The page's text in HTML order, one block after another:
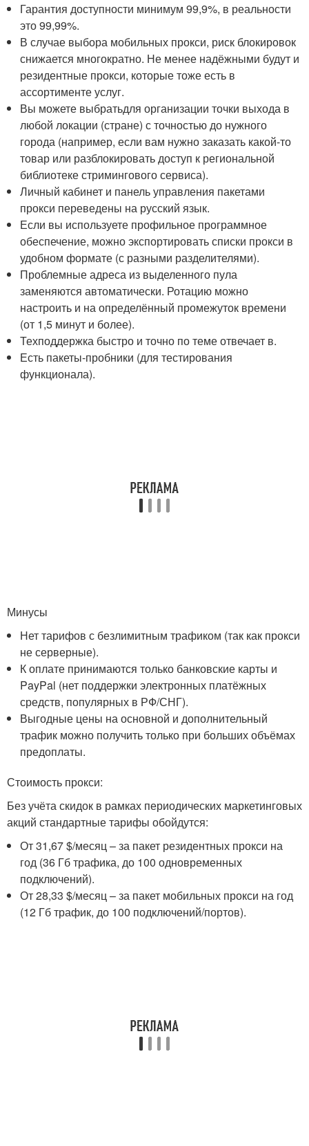
Гарантия доступности минимум 99,9%, в реальности
это 99,99%.
В случае выбора мобильных прокси, риск блокировок
снижается многократно. Не менее надёжными будут и
резидентные прокси, которые тоже есть в
ассортименте услуг.
Вы можете выбратьдля организации точки выхода в
любой локации (стране) с точностью до нужного
города (например, если вам нужно заказать какой-то
товар или разблокировать доступ к региональной
библиотеке стримингового сервиса).
Личный кабинет и панель управления пакетами
прокси переведены на русский язык.
Если вы используете профильное программное
обеспечение, можно экспортировать списки прокси в
удобном формате (с разными разделителями).
Проблемные адреса из выделенного пула
заменяются автоматически. Ротацию можно
настроить и на определённый промежуток времени
(от 1,5 минут и более).
Техподдержка быстро и точно по теме отвечает в.
Есть пакеты-пробники (для тестирования
функционала).
Минусы
Нет тарифов с безлимитным трафиком (так как прокси
не серверные).
К оплате принимаются только банковские карты и
PayPal (нет поддержки электронных платёжных
средств, популярных в РФ/СНГ).
Выгодные цены на основной и дополнительный
трафик можно получить только при больших объёмах
предоплаты.
Стоимость прокси:
Без учёта скидок в рамках периодических маркетинговых
акций стандартные тарифы обойдутся:
От 31,67 $/месяц – за пакет резидентных прокси на
год (36 Гб трафика, до 100 одновременных
подключений).
От 28,33 $/месяц – за пакет мобильных прокси на год
(12 Гб трафик, до 100 подключений/портов).